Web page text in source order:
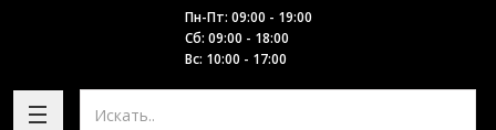
Пн-Пт: 09:00 - 19:00
Сб: 09:00 - 18:00
Вс: 10:00 - 17:00